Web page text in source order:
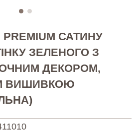
САТИНУ
ЗЕЛЕНОГО З
ДЕКОРОМ,
ВИШИВКОЮ